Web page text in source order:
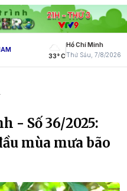
33° C
Hồ Chí Minh
Thứ Sáu, 7/8/2026
- Số 36/2025:
mùa mưa bão